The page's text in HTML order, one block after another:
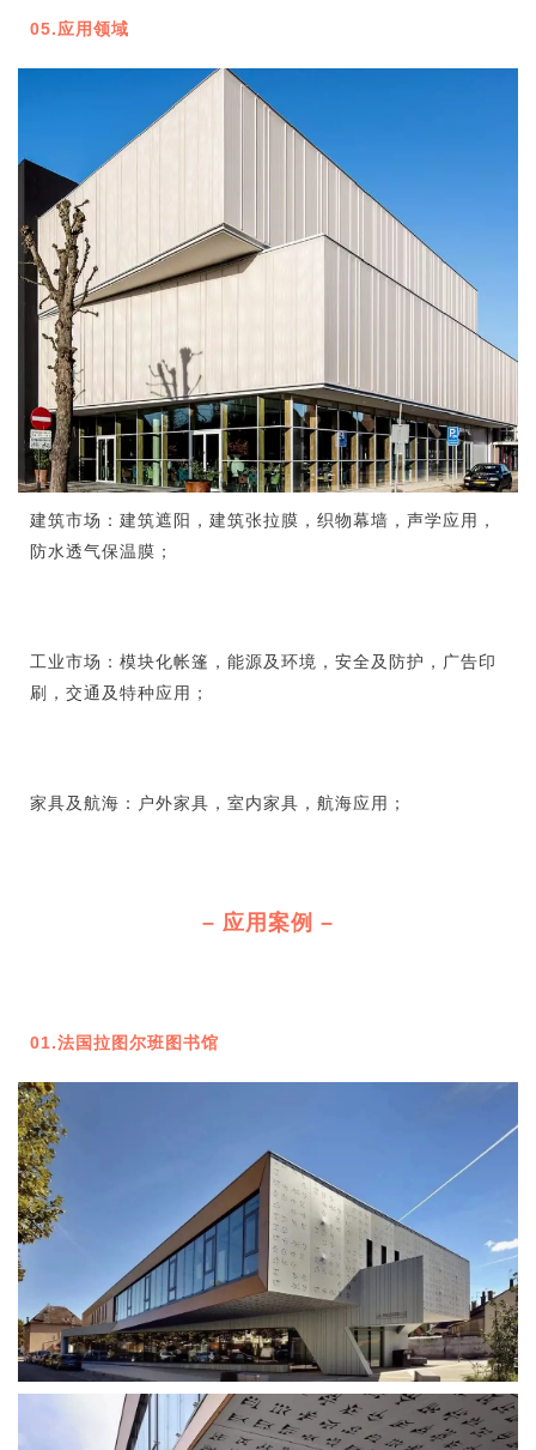
05.应用领域
建筑市场：建筑遮阳，建筑张拉膜，织物幕墙，声学应用，
防水透气保温膜；
工业市场：模块化帐篷，能源及环境，安全及防护，广告印
刷，交通及特种应用；
家具及航海：户外家具，室内家具，航海应用；
– 应用案例 –
01.法国拉图尔班图书馆